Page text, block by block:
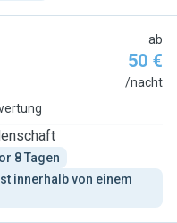
ab
50 €
/nacht
8 Tagen
innerhalb von einem